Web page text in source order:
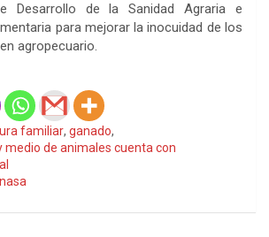
Desarrollo de la Sanidad Agraria e
para mejorar la inocuidad de los
agropecuario.
familiar, ganado,
medio de animales cuenta con